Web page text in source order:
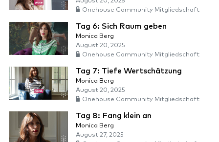
Onehouse Community Mitgliedschaft
Tag 6: Sich Raum geben
Monica Berg
August 20, 2025
Onehouse Community Mitgliedschaft
Tag 7: Tiefe Wertschätzung
Monica Berg
August 20, 2025
Onehouse Community Mitgliedschaft
Tag 8: Fang klein an
Monica Berg
August 27, 2025